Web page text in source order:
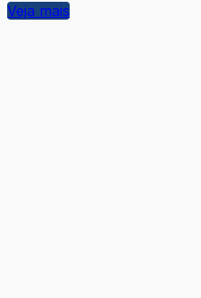
Veja mais